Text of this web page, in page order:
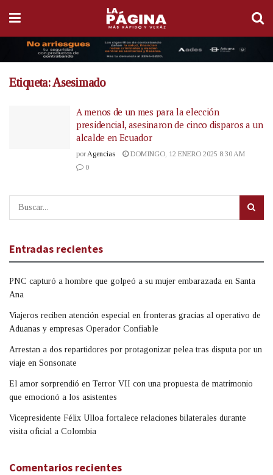
Etiqueta:Asesimado
A menos de un mes para la elección
presidencial, asesinaron de cinco disparos a un
alcalde en Ecuador
por Agencias
DOMINGO, 12 ENERO 2025 8:30 AM
0
Entradas recientes
PNC capturó a hombre que golpeó a su mujer embarazada en Santa
Ana
Viajeros reciben atención especial en fronteras gracias al operativo de
Aduanas y empresas Operador Confiable
Arrestan a dos repartidores por protagonizar pelea tras disputa por un
viaje en Sonsonate
El amor sorprendió en Terror VII con una propuesta de matrimonio
que emocionó a los asistentes
Vicepresidente Félix Ulloa fortalece relaciones bilaterales durante
visita oficial a Colombia
Comentarios recientes